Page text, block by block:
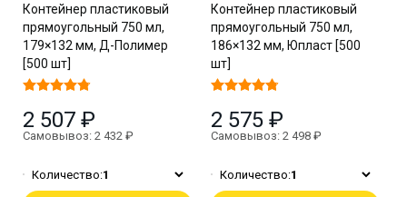
Контейнер пластиковый
прямоугольный 750 мл,
179×132 мм, Д-Полимер
[500 шт]
2 507 ₽
Самовывоз: 2 432 ₽
Количество:1
Контейнер пластиковый
прямоугольный 750 мл,
186×132 мм, Юпласт [500
шт]
2 575 ₽
Самовывоз: 2 498 ₽
Количество:1